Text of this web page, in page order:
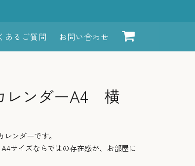
あるご質問 お問い合わせ
レンダーA4 横
ンダーです。
サイズならではの存在感が、お部屋に